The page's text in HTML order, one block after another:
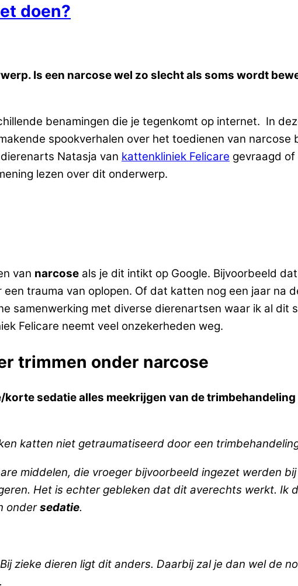
doen?
Is een narcose wel zo slecht als soms wordt
benamingen die je tegenkomt op internet. In
spookverhalen over het toedienen van
Natasja van kattenkliniek Felicare gevraagd
lezen over dit onderwerp.
van narcose als je dit intikt op Google. Bijvoorbeeld
trauma van oplopen. Of dat katten nog een jaar na
samenwerking met diverse dierenartsen waar ik al dit
Felicare neemt veel onzekerheden weg.
trimmen onder narcose
sedatie alles meekrijgen van de
katten niet getraumatiseerd door een
middelen, die vroeger bijvoorbeeld ingezet werden
Het is echter gebleken dat dit averechts werkt. Ik
ondersedatie.
zieke dieren ligt dit anders. Daarbij zal je dan wel de